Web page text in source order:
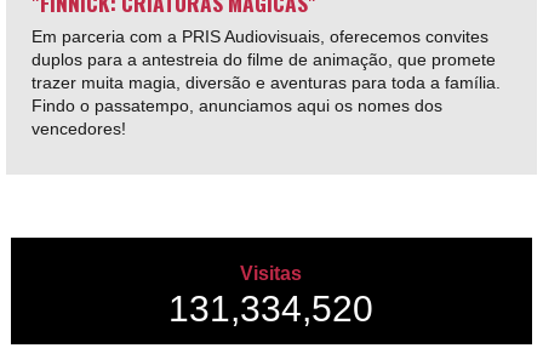
Em parceria com a PRIS Audiovisuais, oferecemos convites
duplos para a antestreia do filme de animação, que promete
trazer muita magia, diversão e aventuras para toda a família.
Findo o passatempo, anunciamos aqui os nomes dos
vencedores!
Visitas
131,334,520